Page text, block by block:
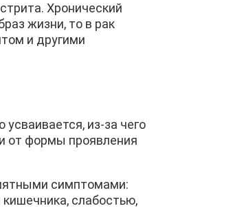
Хронический
жизни, то в рак
и другими
из-за чего
от формы проявления
симптомами:
слабостью,